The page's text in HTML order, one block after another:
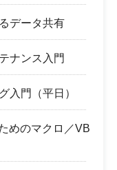
データ共有
ナンス入門
入門（平日）
めのマクロ／VB